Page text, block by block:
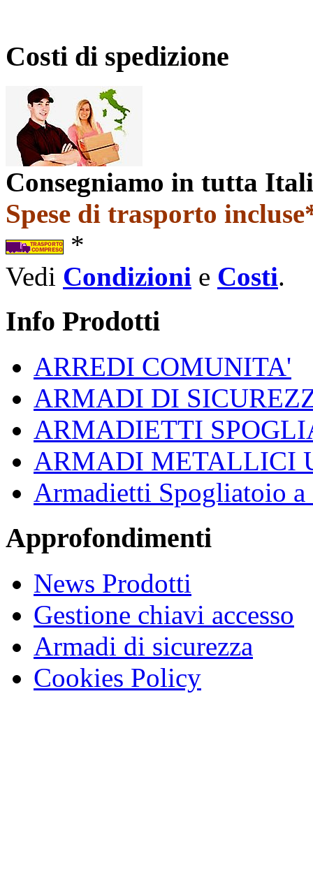
Costi di spedizione
Consegniamo in tutta
Spese di trasporto
*
Vedi Condizioni e Costi.
Info Prodotti
ARREDI COMUNITA'
ARMADI DI
ARMADIETTI
ARMADI METALLICI
Armadietti Spogliatoio a
Approfondimenti
News Prodotti
Gestione chiavi accesso
Armadi di sicurezza
Cookies Policy